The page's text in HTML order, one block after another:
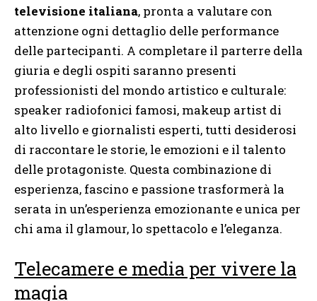
televisione italiana, pronta a valutare con
attenzione ogni dettaglio delle performance
delle partecipanti. A completare il parterre della
giuria e degli ospiti saranno presenti
professionisti del mondo artistico e culturale:
speaker radiofonici famosi, makeup artist di
alto livello e giornalisti esperti, tutti desiderosi
di raccontare le storie, le emozioni e il talento
delle protagoniste. Questa combinazione di
esperienza, fascino e passione trasformerà la
serata in un’esperienza emozionante e unica per
chi ama il glamour, lo spettacolo e l’eleganza.
Telecamere e media per vivere la
magia